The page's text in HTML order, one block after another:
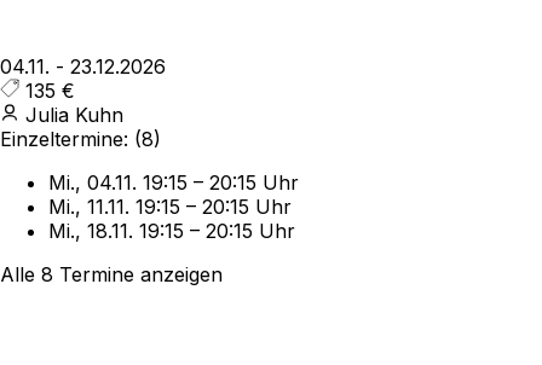
04.11. - 23.12.2026
135 €
Julia Kuhn
Einzeltermine: (8)
Mi., 04.11. 19:15 – 20:15 Uhr
Mi., 11.11. 19:15 – 20:15 Uhr
Mi., 18.11. 19:15 – 20:15 Uhr
Alle 8 Termine anzeigen